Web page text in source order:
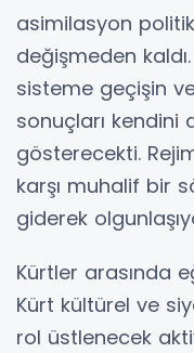
asimilasyon
değişmeden
sisteme geçişin
sonuçları kendini
gösterecekti.
karşı muhalif bir
giderek
Kürtler arasında
Kürt kültürel ve
rol üstlenecek